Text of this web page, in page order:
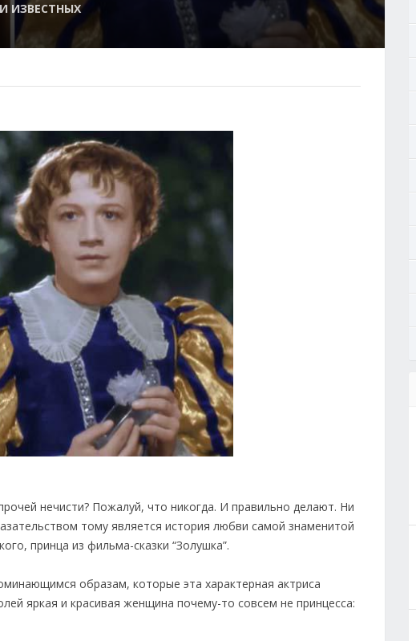
ИЗВЕСТНЫХ
нечисти? Пожалуй, что никогда. И правильно делают. Ни
тому является история любви самой знаменитой
принца из фильма-сказки “Золушка”.
образам, которые эта характерная актриса
яркая и красивая женщина почему-то совсем не принцесса: